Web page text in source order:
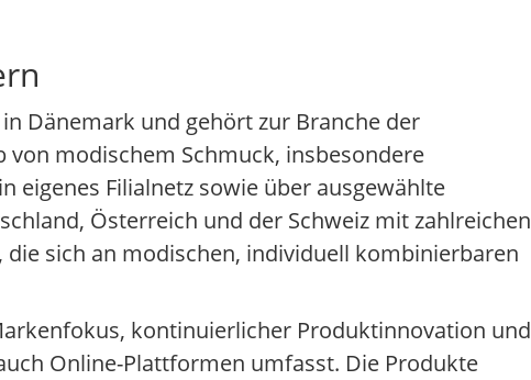
Dänemark und gehört zur Branche der
modischem Schmuck, insbesondere
eigenes Filialnetz sowie über ausgewählte
Österreich und der Schweiz mit zahlreichen
sich an modischen, individuell kombinierbaren
kontinuierlicher Produktinnovation und
Online-Plattformen umfasst. Die Produkte